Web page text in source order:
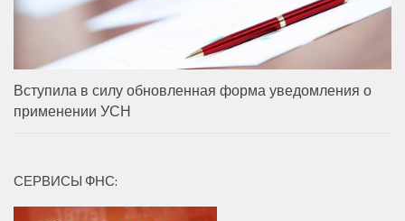
Вступила в силу обновленная форма уведомления о
применении УСН
СЕРВИСЫ ФНС: